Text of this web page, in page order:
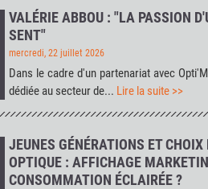
VALÉRIE ABBOU : "LA PASSION
SENT"
mercredi, 22 juillet 2026
Dans le cadre d'un partenariat avec
dédiée au secteur de... Lire la suite >>
JEUNES GÉNÉRATIONS ET CHOIX
OPTIQUE : AFFICHAGE
CONSOMMATION ÉCLAIRÉE ?